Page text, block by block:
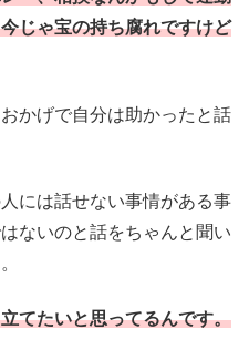
じゃ宝の持ち腐れですけど
かげで自分は助かったと話
には話せない事情がある事
ないのと話をちゃんと聞い
てたいと思ってるんです。